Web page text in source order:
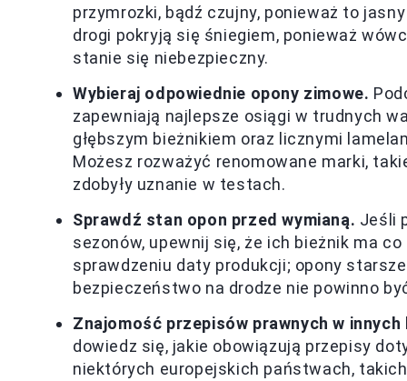
przymrozki, bądź czujny, ponieważ to
drogi pokryją się śniegiem, ponieważ
stanie się niebezpieczny.
Wybieraj odpowiednie opony zimowe.
zapewniają najlepsze osiągi w trudnych
głębszym bieżnikiem oraz licznymi
Możesz rozważyć renomowane marki,
zdobyły uznanie w testach.
Sprawdź stan opon przed wymianą. Jeśli
sezonów, upewnij się, że ich bieżnik ma
sprawdzeniu daty produkcji; opony
bezpieczeństwo na drodze nie powinno
Znajomość przepisów prawnych w innych
dowiedz się, jakie obowiązują przepisy
niektórych europejskich państwach,